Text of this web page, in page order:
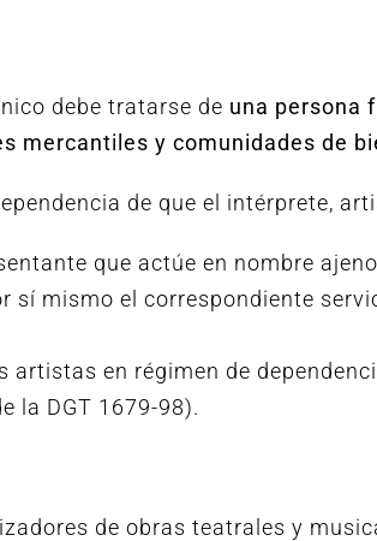
debe tratarse de una persona
mercantiles y comunidades de
de que el intérprete,
que actúe en nombre
sí mismo el correspondiente
en régimen de
la DGT 1679-98).
de obras teatrales y